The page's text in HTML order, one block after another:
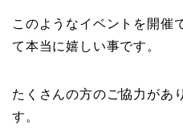
このようなイベントを開催
て本当に嬉しい事です。
たくさんの方のご協力があ
す。